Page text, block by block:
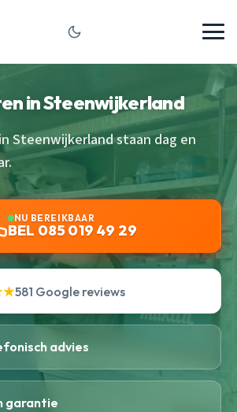
in Steenwijkerland
Steenwijkerland staan dag en
NU BEREIKBAAR
BEL 085 019 49 29
581 Google reviews
advies
garantie